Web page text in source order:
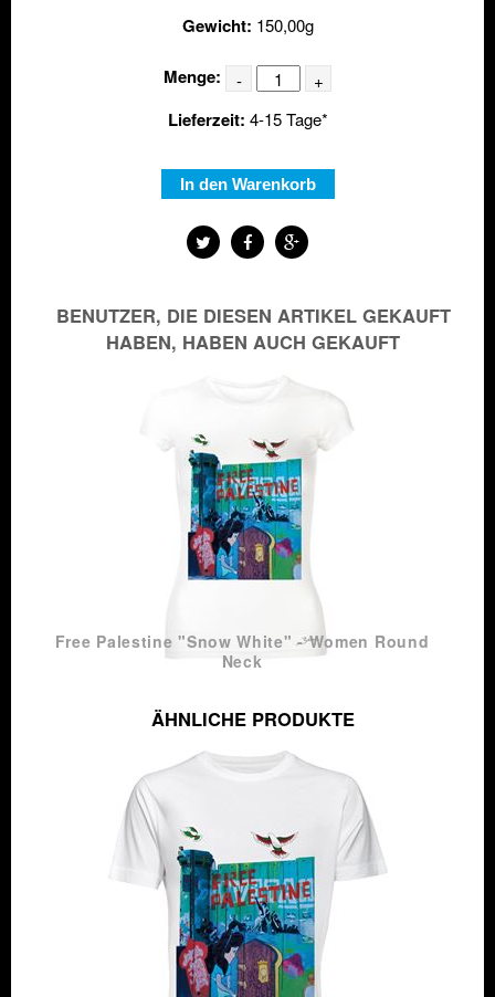
Gewicht: 150,00g
Menge:
Lieferzeit: 4-15 Tage*
In den Warenkorb
BENUTZER, DIE DIESEN ARTIKEL GEKAUFT
HABEN, HABEN AUCH GEKAUFT
Free Palestine "Snow White" - Women Round
Neck
ÄHNLICHE PRODUKTE